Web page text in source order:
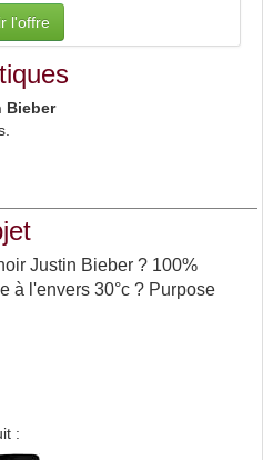
l'offre
Bieber
Justin Bieber ? 100%
à l'envers 30°c ? Purpose
: